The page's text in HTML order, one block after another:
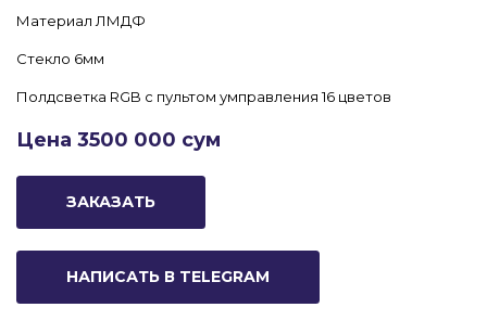
Материал ЛМДФ
Стекло 6мм
Полдсветка RGB с пультом умправления 16 цветов
Цена 3500 000 сум
ЗАКАЗАТЬ
НАПИСАТЬ В TELEGRAM